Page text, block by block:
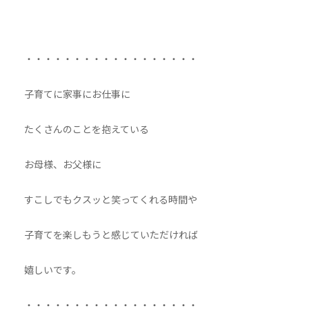
・・・・・・・・・・・・・・・・・・
子育てに家事にお仕事に
たくさんのことを抱えている
お母様、お父様に
すこしでもクスッと笑ってくれる時間や
子育てを楽しもうと感じていただければ
嬉しいです。
・・・・・・・・・・・・・・・・・・